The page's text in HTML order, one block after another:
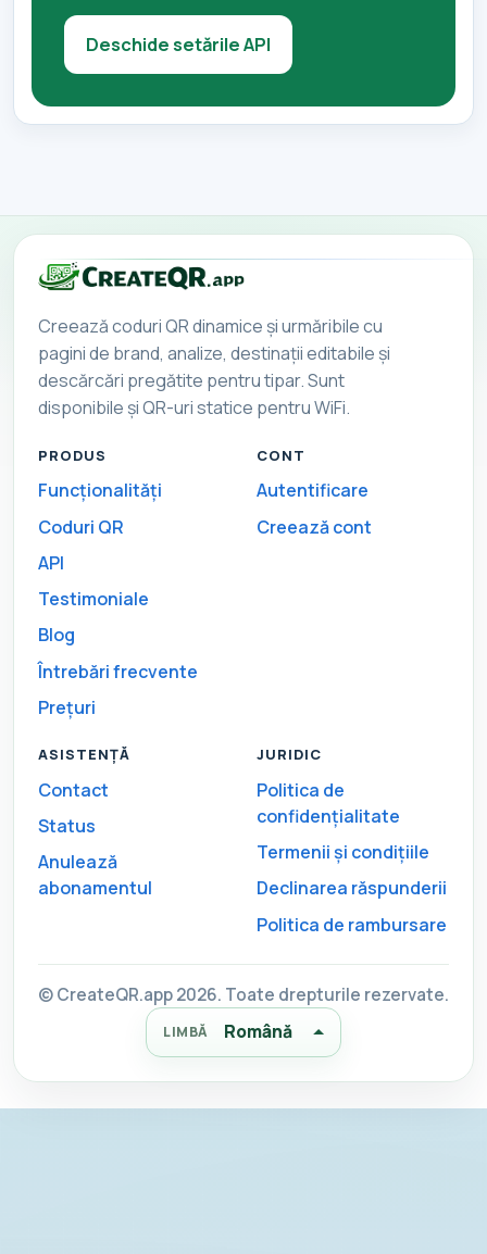
Deschide setările API
Creează coduri QR dinamice și urmăribile cu
pagini de brand, analize, destinații editabile și
descărcări pregătite pentru tipar. Sunt
disponibile și QR-uri statice pentru WiFi.
PRODUS
Funcționalități
Coduri QR
API
Testimoniale
Blog
Întrebări frecvente
Prețuri
CONT
Autentificare
Creează cont
ASISTENȚĂ
Contact
Status
Anulează
abonamentul
JURIDIC
Politica de
confidențialitate
Termenii și condițiile
Declinarea răspunderii
Politica de rambursare
© CreateQR.app 2026. Toate drepturile rezervate.
LIMBĂ Română